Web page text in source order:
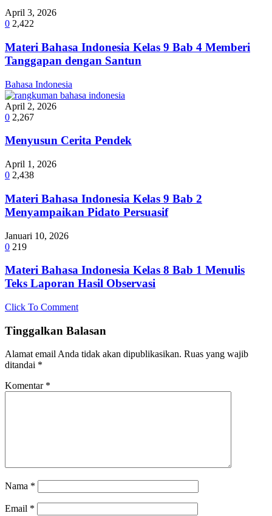
April 3, 2026
0 2,422
Materi Bahasa Indonesia Kelas 9 Bab 4 Memberi
Tanggapan dengan Santun
Bahasa Indonesia
April 2, 2026
0 2,267
Menyusun Cerita Pendek
April 1, 2026
0 2,438
Materi Bahasa Indonesia Kelas 9 Bab 2
Menyampaikan Pidato Persuasif
Januari 10, 2026
0 219
Materi Bahasa Indonesia Kelas 8 Bab 1 Menulis
Teks Laporan Hasil Observasi
Click To Comment
Tinggalkan Balasan
Alamat email Anda tidak akan dipublikasikan. Ruas yang wajib
ditandai *
Komentar *
Nama *
Email *